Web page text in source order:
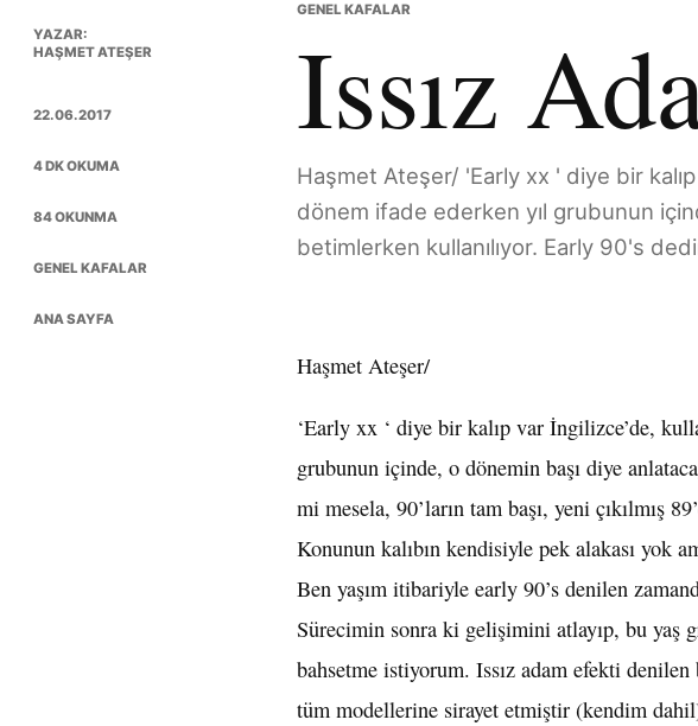
YAZAR:
HAŞMET ATEŞER
22.06.2017
4 DK OKUMA
84 OKUNMA
GENEL KAFALAR
ANA SAYFA
GENEL KAFALAR
Issız
Haşmet Ateşer/ 'Early xx ' diye bir
dönem ifade ederken yıl grubunun
betimlerken kullanılıyor. Early 90's
Haşmet Ateşer/
‘Early xx ‘ diye bir kalıp var İngilizce’de,
grubunun içinde, o dönemin başı diye
mi mesela, 90’ların tam başı, yeni çıkılmış
Konunun kalıbın kendisiyle pek alakası yok
Ben yaşım itibariyle early 90’s denilen
Sürecimin sonra ki gelişimini atlayıp, bu yaş
bahsetme istiyorum. Issız adam efekti
tüm modellerine sirayet etmiştir (kendim